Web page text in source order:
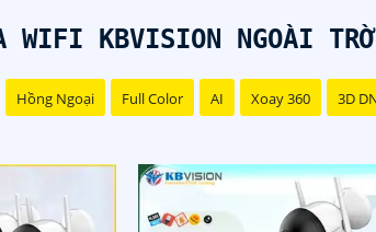
việc tiếp cận khách hàng và tăng cơ
WIFI KBVISION NGOÀI
Hồng Ngoại Full Color AI Xoay 360 3D